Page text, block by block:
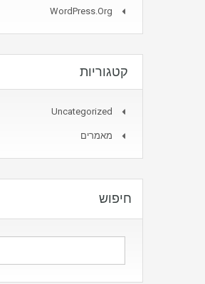
WordPress.org
קטגוריות
Uncategorized
מאמרים
חיפוש